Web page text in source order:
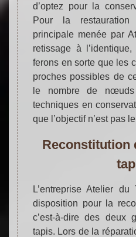
d’optez pour la
Pour la restauration
principale menée par
retissage à
ferons en sorte que les
proches possibles de
le nombre de
techniques en
que l’objectif n’est pas
Reconstitution
L’entreprise Atelier
disposition pour la
c’est-à-dire des deux
tapis. Lors de la